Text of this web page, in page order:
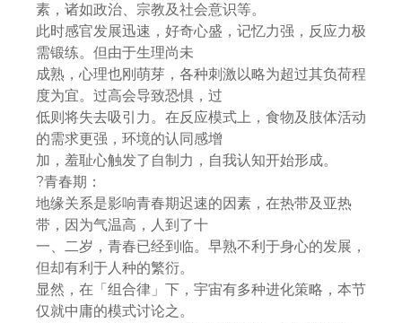
素，诸如政治、宗教及社会意识等。
此时感官发展迅速，好奇心盛，记忆力强，反应力极
需锻练。但由于生理尚未
成熟，心理也刚萌芽，各种刺激以略为超过其负荷程
度为宜。过高会导致恐惧，过
低则将失去吸引力。在反应模式上，食物及肢体活动
的需求更强，环境的认同感增
加，羞耻心触发了自制力，自我认知开始形成。
?青春期：
地缘关系是影响青春期迟速的因素，在热带及亚热
带，因为气温高，人到了十
一、二岁，青春已经到临。早熟不利于身心的发展，
但却有利于人种的繁衍。
显然，在「组合律」下，宇宙有多种进化策略，本节
仅就中庸的模式讨论之。